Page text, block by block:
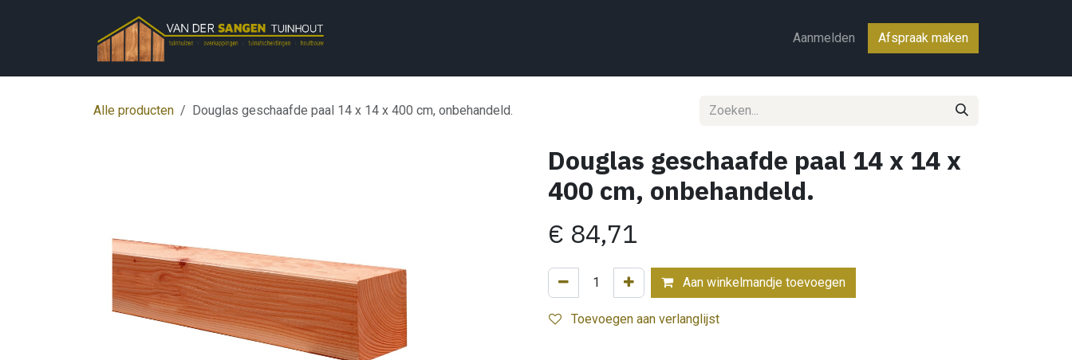
Aanmelden Afspraak maken
Alle producten Douglas geschaafde paal 14 x 14 x 400 cm, onbehandeld.
Douglas geschaafde paal 14 x 14 x
400 cm, onbehandeld.
€ 84,71
Aan winkelmandje toevoegen
Toevoegen aan verlanglijst